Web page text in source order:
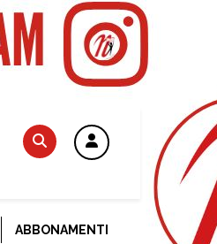
ABBONAMENTI